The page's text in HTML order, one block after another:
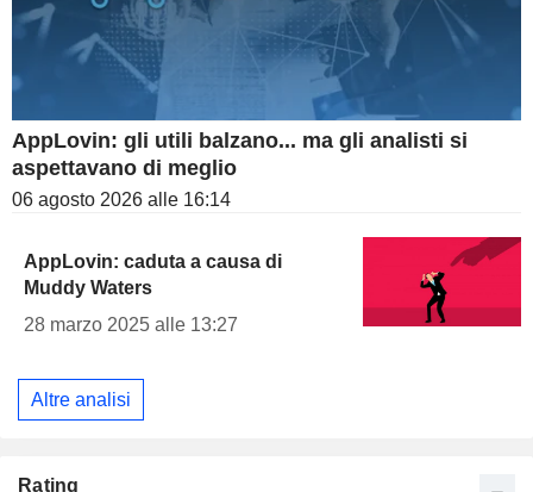
AppLovin: gli utili balzano... ma gli analisti si
aspettavano di meglio
06 agosto 2026 alle 16:14
AppLovin: caduta a causa di
Muddy Waters
28 marzo 2025 alle 13:27
Altre analisi
Rating